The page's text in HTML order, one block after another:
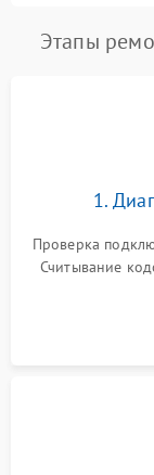
Этапы
1.
Проверка
Считывание
выявления